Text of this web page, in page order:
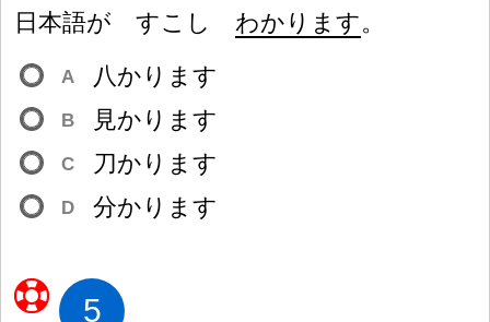
日本語が すこし わかります。
A 八かります
B 見かります
C 刀かります
D 分かります
5